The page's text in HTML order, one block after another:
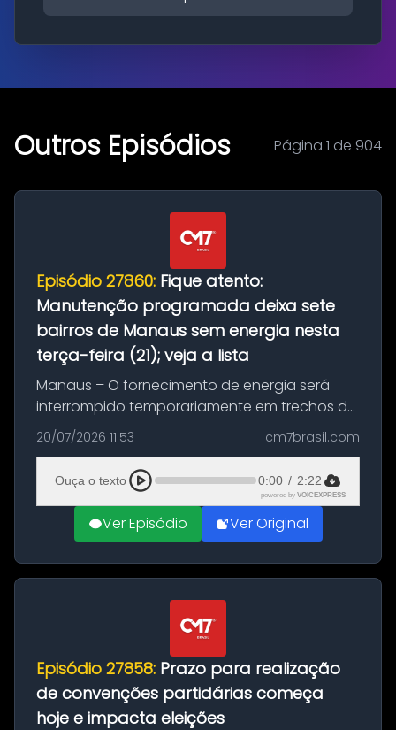
Outros Episódios Página 1 de 904
Episódio 27860: Fique atento:
Manutenção programada deixa sete
bairros de Manaus sem energia nesta
terça-feira (21); veja a lista
Manaus – O fornecimento de energia será
interrompido temporariamente em trechos de
sete bairros de Manaus nesta terça-feira (21).
A suspensão programada ocorrerá para a
execução de serviços de manuten...
20/07/2026 11:53 cm7brasil.com
Ouça o texto 0:00 / 2:22
powered by VOICEXPRESS
Ver Episódio Ver Original
Episódio 27858: Prazo para realização
de convenções partidárias começa
hoje e impacta eleições